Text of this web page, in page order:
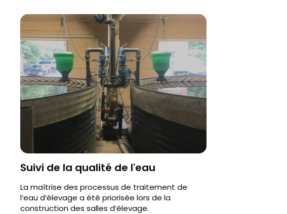
Suivi de la qualité de l'eau
La maîtrise des processus de traitement de
l’eau d’élevage a été priorisée lors de la
construction des salles d’élevage.